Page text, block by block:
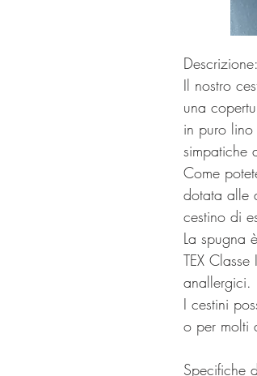
Descrizione:
Il nostro
una
in puro
simpatiche
Come
dotata alle
cestino di
La spugna
TEX
anallergici.
I cestini
o per molti
Specifiche